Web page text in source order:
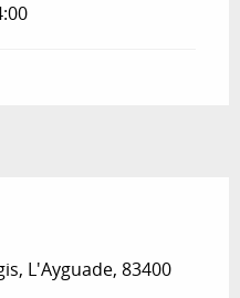
L'Ayguade, 83400